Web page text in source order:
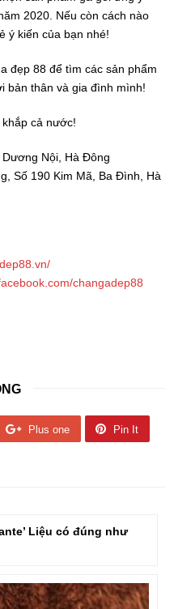
2020. Nếu còn cách nào
ý kiến của bạn nhé!
đẹp 88 để tìm các sản phẩm
bản thân và gia đình mình!
cả nước!
Nội, Hà Đông
Số 190 Kim Mã, Ba Đình, Hà
changadep88
Plus one Pin It
Liệu có đúng như